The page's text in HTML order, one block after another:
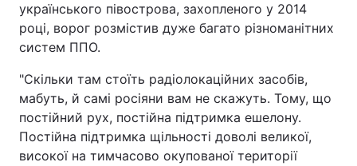
українського півострова, захопленого у 2014
році, ворог розмістив дуже багато різноманітних
систем ППО.
"Скільки там стоїть радіолокаційних засобів,
мабуть, й самі росіяни вам не скажуть. Тому, що
постійний рух, постійна підтримка ешелону.
Постійна підтримка щільності доволі великої,
високої на тимчасово окупованої території